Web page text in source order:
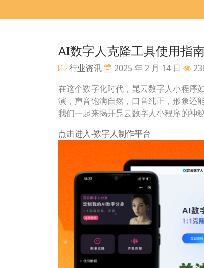
AI数字人克隆工具使用指南
行业资讯 2025 年 2 月 14 日
在这个数字化时代，昆云数字人小程序
演，声音饱满自然，口音纯正，形象还
我们一起来揭开昆云数字人小程序的神
点击进入-数字人制作平台